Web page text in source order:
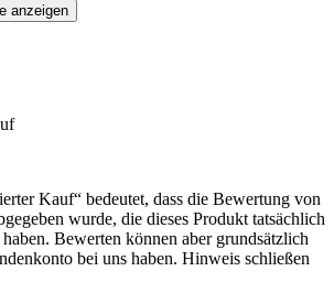
anzeigen
Kauf“ bedeutet, dass die Bewertung von
wurde, die dieses Produkt tatsächlich
Bewerten können aber grundsätzlich
bei uns haben. Hinweis schließen